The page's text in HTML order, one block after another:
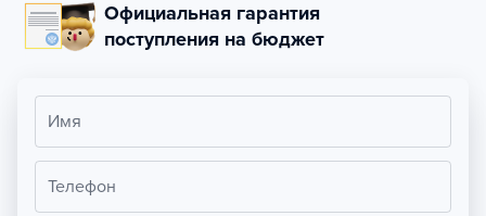
Официальная гарантия
поступления на бюджет
Имя
Телефон